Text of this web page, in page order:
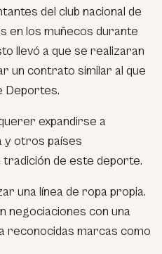
del club nacional de
en los muñecos durante
llevó a que se realizaran
un contrato similar al que
Deportes.
expandirse a
y otros países
de este deporte.
una línea de ropa propia.
negociaciones con una
reconocidas marcas como